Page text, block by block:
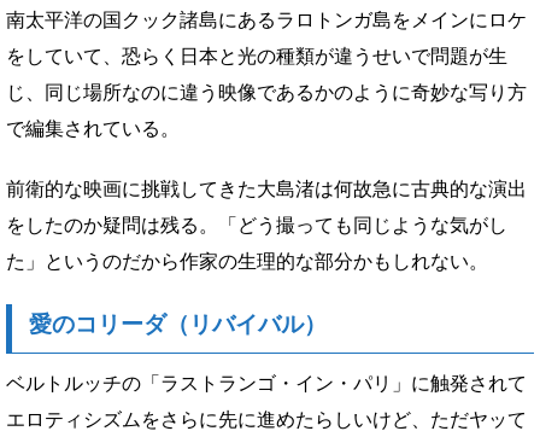
南太平洋の国クック諸島にあるラロトンガ島をメインにロケ
をしていて、恐らく日本と光の種類が違うせいで問題が生
じ、同じ場所なのに違う映像であるかのように奇妙な写り方
で編集されている。
前衛的な映画に挑戦してきた大島渚は何故急に古典的な演出
をしたのか疑問は残る。「どう撮っても同じような気がし
た」というのだから作家の生理的な部分かもしれない。
愛のコリーダ（リバイバル）
ベルトルッチの「ラストランゴ・イン・パリ」に触発されて
エロティシズムをさらに先に進めたらしいけど、ただヤッて